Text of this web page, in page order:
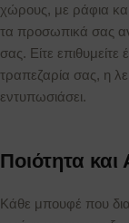
χώρους, με ράφια
τα προσωπικά σας
σας. Είτε
τραπεζαρία σας, η
εντυπωσιάσει.
Ποιότητα και
Κάθε μπουφέ που